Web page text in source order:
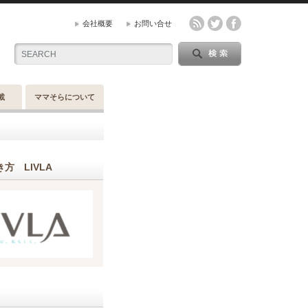
会社概要 お問い合せ
ママそらについて
方 LIVLA